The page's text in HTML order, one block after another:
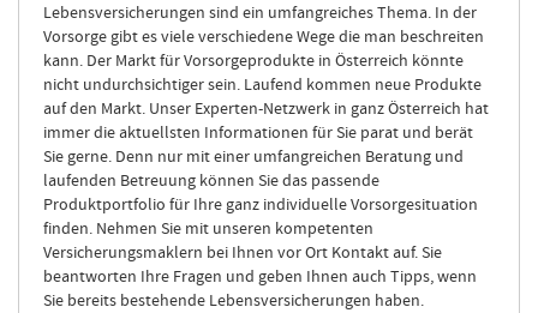
Lebensversicherungen sind ein umfangreiches Thema. In der
Vorsorge gibt es viele verschiedene Wege die man beschreiten
kann. Der Markt für Vorsorgeprodukte in Österreich könnte
nicht undurchsichtiger sein. Laufend kommen neue Produkte
auf den Markt. Unser Experten-Netzwerk in ganz Österreich hat
immer die aktuellsten Informationen für Sie parat und berät
Sie gerne. Denn nur mit einer umfangreichen Beratung und
laufenden Betreuung können Sie das passende
Produktportfolio für Ihre ganz individuelle Vorsorgesituation
finden. Nehmen Sie mit unseren kompetenten
Versicherungsmaklern bei Ihnen vor Ort Kontakt auf. Sie
beantworten Ihre Fragen und geben Ihnen auch Tipps, wenn
Sie bereits bestehende Lebensversicherungen haben.